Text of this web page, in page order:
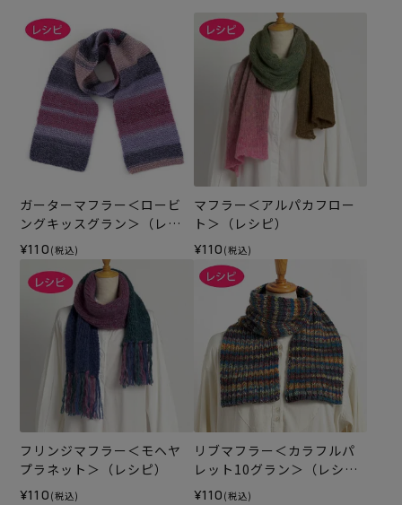
ガーターマフラー＜ロービ
ングキッスグラン＞（レシ
ピ）
¥110 (税込)
マフラー＜アルパカフロー
ト＞（レシピ）
¥110 (税込)
フリンジマフラー＜モヘヤ
プラネット＞（レシピ）
¥110 (税込)
リブマフラー＜カラフルパ
レット10グラン＞（レシ
ピ）
¥110 (税込)